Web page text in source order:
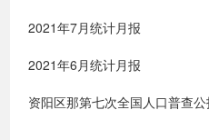
2021年7月统计月报
2021年6月统计月报